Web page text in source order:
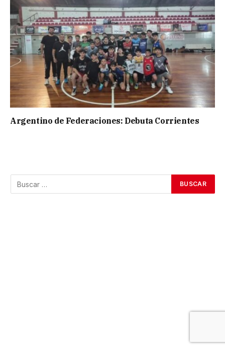
Argentino de Federaciones: Debuta Corrientes